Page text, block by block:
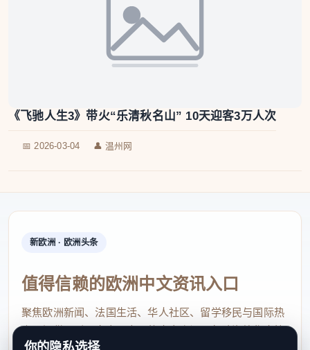
《飞驰人生3》带火“乐清秋名山” 10天迎客3万人次
📅 2026-03-04 👤 温州网
新欧洲 · 欧洲头条
值得信赖的欧洲中文资讯入口
聚焦欧洲新闻、法国生活、华人社区、留学移民与国际热
点，提供及时、真实、实用的中文资讯，帮助海外华人快
你的隐私选择